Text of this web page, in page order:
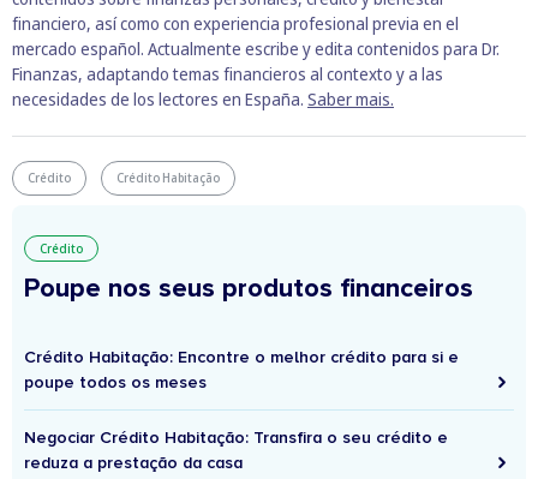
financiero, así como con experiencia profesional previa en el
mercado español. Actualmente escribe y edita contenidos para Dr.
Finanzas, adaptando temas financieros al contexto y a las
necesidades de los lectores en España. Saber mais.
Crédito Crédito Habitação
Crédito
Poupe nos seus produtos financeiros
Crédito Habitação: Encontre o melhor crédito para si e
poupe todos os meses
Negociar Crédito Habitação: Transfira o seu crédito e
reduza a prestação da casa